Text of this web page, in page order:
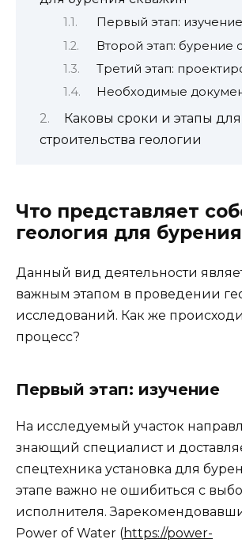
Первый этап: изучение
Второй этап: бурение
Третий этап:
Необходимые
Каковы сроки и этапы для
строительства геологии
Что представляет
геология для
Данный вид деятельности
важным этапом в проведении
исследований. Как же
процесс?
Первый этап: изучение
На исследуемый участок
знающий специалист и
спецтехника установка для
этапе важно не ошибиться с
исполнителя.
Power of Water (https://power-